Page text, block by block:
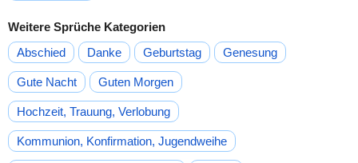
Weitere Sprüche Kategorien
Abschied
Danke Geburtstag Genesung
Gute Nacht Guten Morgen
Hochzeit, Trauung, Verlobung
Kommunion, Konfirmation, Jugendweihe